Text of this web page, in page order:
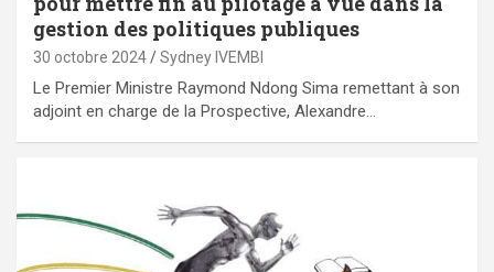
gestion des politiques publiques
30 octobre 2024 Sydney IVEMBI
Le Premier Ministre Raymond Ndong Sima remettant à son
adjoint en charge de la Prospective, Alexandre…